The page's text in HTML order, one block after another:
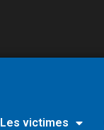
Les victimes